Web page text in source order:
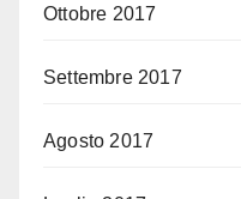
Ottobre 2017
Settembre 2017
Agosto 2017